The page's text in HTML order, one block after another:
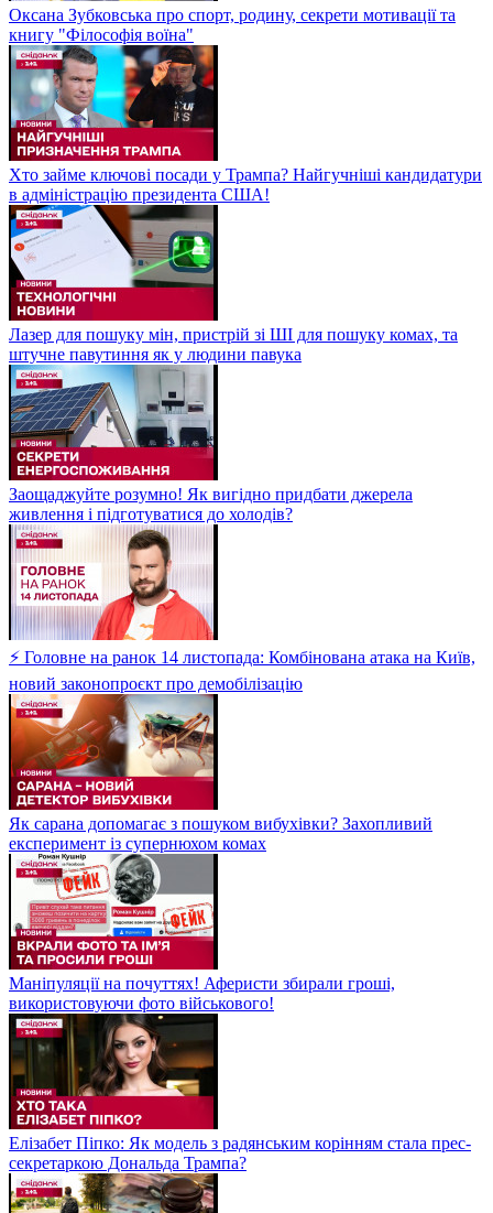
Оксана Зубковська про спорт, родину, секрети мотивації та
книгу "Філософія воїна"
Хто займе ключові посади у Трампа? Найгучніші кандидатури
в адміністрацію президента США!
Лазер для пошуку мін, пристрій зі ШІ для пошуку комах, та
штучне павутиння як у людини павука
Заощаджуйте розумно! Як вигідно придбати джерела
живлення і підготуватися до холодів?
⚡ Головне на ранок 14 листопада: Комбінована атака на Київ,
новий законопроєкт про демобілізацію
Як сарана допомагає з пошуком вибухівки? Захопливий
експеримент із супернюхом комах
Маніпуляції на почуттях! Аферисти збирали гроші,
використовуючи фото військового!
Елізабет Піпко: Як модель з радянським корінням стала прес-
секретаркою Дональда Трампа?